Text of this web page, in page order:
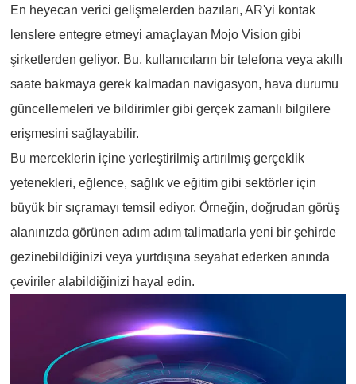
En heyecan verici gelişmelerden bazıları, AR'yi kontak
lenslere entegre etmeyi amaçlayan Mojo Vision gibi
şirketlerden geliyor. Bu, kullanıcıların bir telefona veya akıllı
saate bakmaya gerek kalmadan navigasyon, hava durumu
güncellemeleri ve bildirimler gibi gerçek zamanlı bilgilere
erişmesini sağlayabilir.
Bu merceklerin içine yerleştirilmiş artırılmış gerçeklik
yetenekleri, eğlence, sağlık ve eğitim gibi sektörler için
büyük bir sıçramayı temsil ediyor. Örneğin, doğrudan görüş
alanınızda görünen adım adım talimatlarla yeni bir şehirde
gezinebildiğinizi veya yurtdışına seyahat ederken anında
çeviriler alabildiğinizi hayal edin.